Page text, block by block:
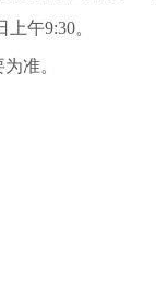
上午9:30。
准。